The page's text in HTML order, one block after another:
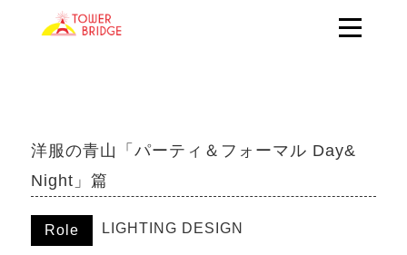
洋服の青山「パーティ＆フォーマル Day&
Night」篇
Role LIGHTING DESIGN